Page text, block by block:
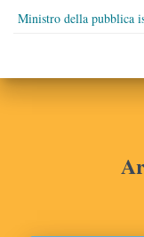
Ministro della pubblica